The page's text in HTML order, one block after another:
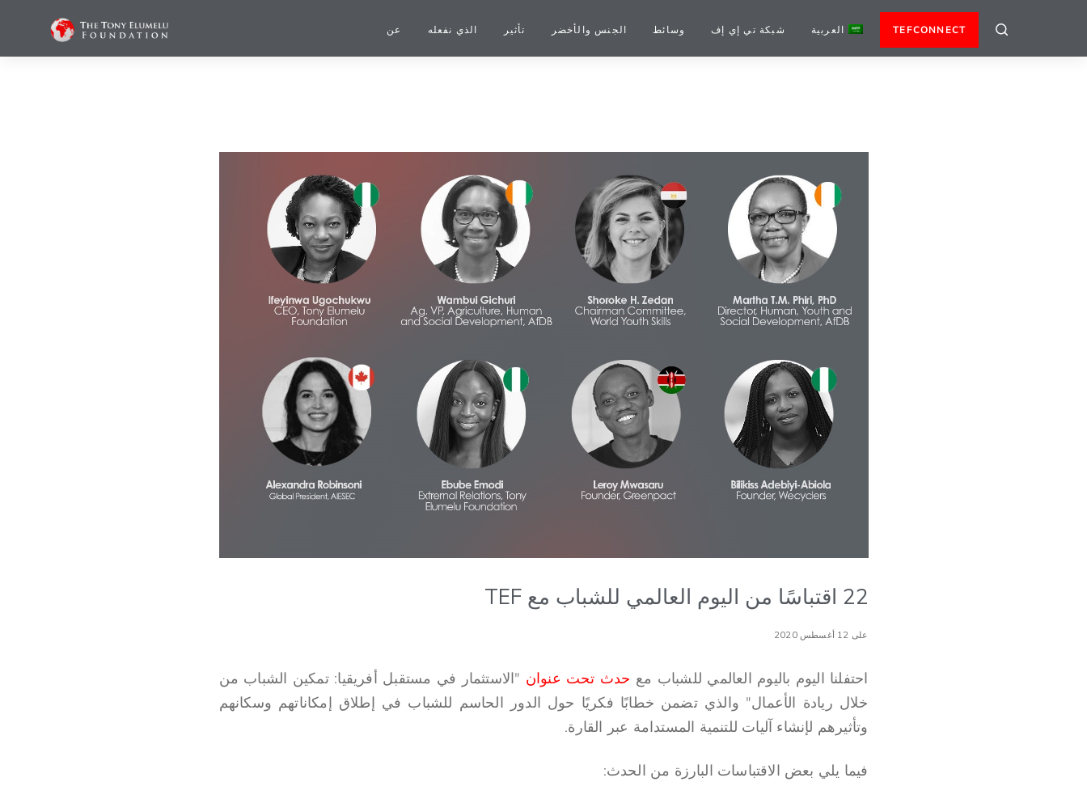
عن الذي نفعله تأثير الجنس والأخضر وسائط شبكة تي إي إف العربية TEFCONNECT
22 اقتباسًا من اليوم العالمي للشباب مع TEF
على 12 أغسطس 2020
احتفلنا اليوم باليوم العالمي للشباب مع حدث تحت عنوان "الاستثمار في مستقبل أفريقيا: تمكين الشباب من
خلال ريادة الأعمال" والذي تضمن خطابًا فكريًا حول الدور الحاسم للشباب في إطلاق إمكاناتهم وسكانهم
وتأثيرهم لإنشاء آليات للتنمية المستدامة عبر القارة.
فيما يلي بعض الاقتباسات البارزة من الحدث: